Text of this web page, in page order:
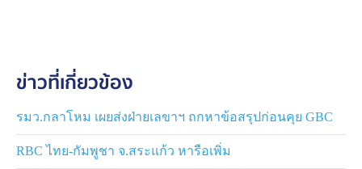
ภายใน 1 สัปดาห์ เพื่อจัดทำแผนการเก็บกู้ทุ่นระเบิด และเริ่ม
เก็บกู้ทุ่นระเบิดพื้นที่นำร่องตามแนวชายแดนไทย-กัมพูชา
ภายใน 1 เดือน
ข่าวที่เกี่ยวข้อง
รมว.กลาโหม เผยส่งฝ่ายเลขาฯ ถกหาข้อสรุปก่อนคุย GBC
RBC ไทย-กัมพูชา จ.สระแก้ว หารือเพิ่ม